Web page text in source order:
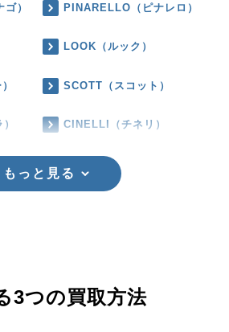
） PINARELLO（ピナレロ）
LOOK（ルック）
SCOTT（スコット）
CINELLI（チネリ）
もっと見る
3つの買取方法